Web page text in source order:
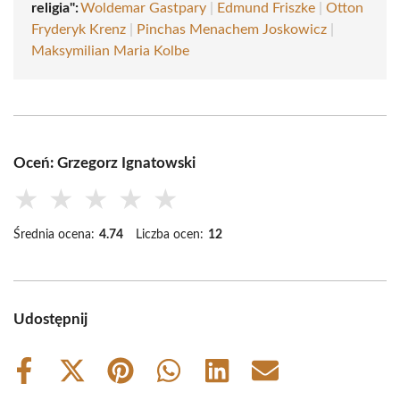
religia":Woldemar Gastpary Edmund Friszke
Otton
Fryderyk Krenz
Pinchas Menachem Joskowicz
Maksymilian Maria Kolbe
Oceń: Grzegorz Ignatowski
★ ★ ★ ★ ★
Średnia ocena: 4.74 Liczba ocen: 12
Udostępnij
Share
Share
Share
Share
Share
Share